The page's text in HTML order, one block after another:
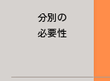
分別の
必要性